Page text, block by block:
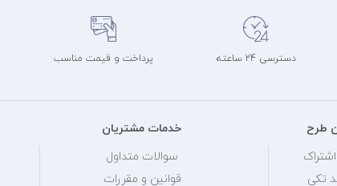
دسترسی 24 ساعته پرداخت و قیمت مناسب
طرح
تکی
خدمات مشتریان
سوالات متداول
قوانین و مقررات